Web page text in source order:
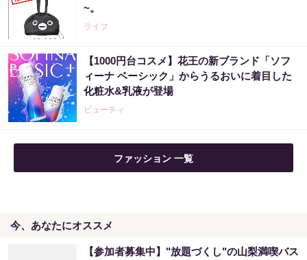
~。
ライフ
【1000円台コスメ】花王の新ブランド「ソフ
ィーナ ベーシック」からうるおいに着目した
化粧水&乳液が登場
ビューティ
ファッション 一覧
今、あなたにオススメ
【参加者募集中】"放題づくし"の山梨満喫バス